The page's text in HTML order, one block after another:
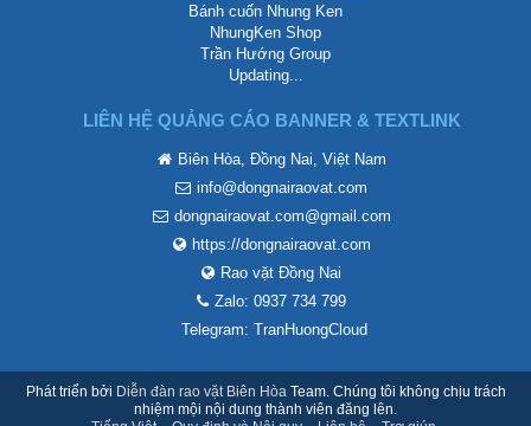
Bánh cuốn Nhung Ken
NhungKen Shop
Trần Hướng Group
Updating...
LIÊN HỆ QUẢNG CÁO BANNER & TEXTLINK
Biên Hòa, Đồng Nai, Việt Nam
info@dongnairaovat.com
dongnairaovat.com@gmail.com
https://dongnairaovat.com
Rao vặt Đồng Nai
Zalo: 0937 734 799
Telegram: TranHuongCloud
Phát triển bởi Diễn đàn rao vặt Biên Hòa Team. Chúng tôi không chịu trách
nhiệm mội nội dung thành viên đăng lên.